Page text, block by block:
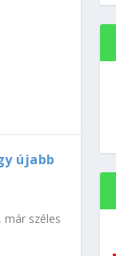
újabb
széles